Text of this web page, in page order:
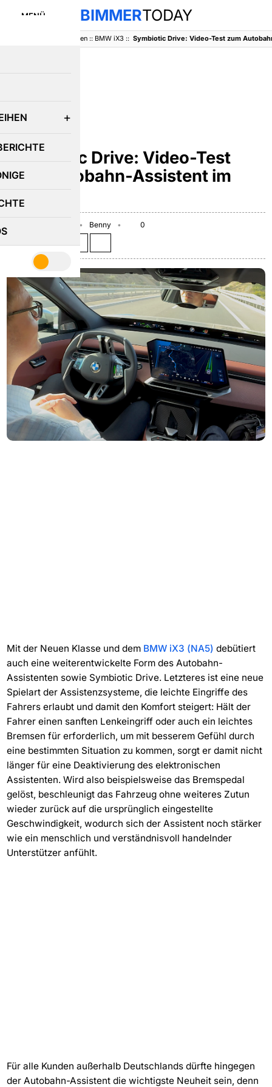
MENÜ BIMMERTODAY
Baureihen:: BMW iX3 ::
Symbiotic Drive: Video-Test
zum Autobahn-Assistent im
BMW iX3
Benny
0
Mit der Neuen Klasse und dem BMW iX3 (NA5) debütiert
auch eine weiterentwickelte Form des Autobahn-
Assistenten sowie Symbiotic Drive. Letzteres ist eine neue
Spielart der Assistenzsysteme, die leichte Eingriffe des
Fahrers erlaubt und damit den Komfort steigert: Hält der
Fahrer einen sanften Lenkeingriff oder auch ein leichtes
Bremsen für erforderlich, um mit besserem Gefühl durch
eine bestimmten Situation zu kommen, sorgt er damit nicht
länger für eine Deaktivierung des elektronischen
Assistenten. Wird also beispielsweise das Bremspedal
gelöst, beschleunigt das Fahrzeug ohne weiteres Zutun
wieder zurück auf die ursprünglich eingestellte
Geschwindigkeit, wodurch sich der Assistent noch stärker
wie ein menschlich und verständnisvoll handelnder
Unterstützer anfühlt.
Für alle Kunden außerhalb Deutschlands dürfte hingegen
der Autobahn-Assistent die wichtigste Neuheit sein, denn